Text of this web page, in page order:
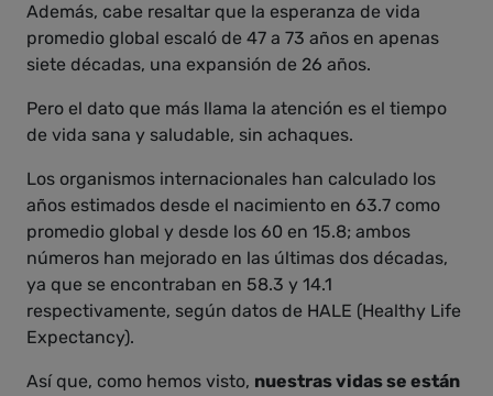
Además, cabe resaltar que la esperanza de vida
promedio global escaló de 47 a 73 años en apenas
siete décadas, una expansión de 26 años.
Pero el dato que más llama la atención es el tiempo
de vida sana y saludable, sin achaques.
Los organismos internacionales han calculado los
años estimados desde el nacimiento en 63.7 como
promedio global y desde los 60 en 15.8; ambos
números han mejorado en las últimas dos décadas,
ya que se encontraban en 58.3 y 14.1
respectivamente, según datos de HALE (Healthy Life
Expectancy).
Así que, como hemos visto, nuestras vidas se están